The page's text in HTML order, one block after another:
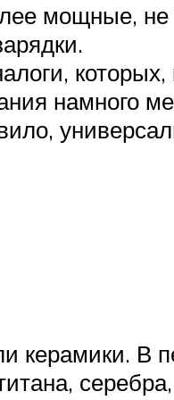
мощные,
которых,
намного
керамики. В